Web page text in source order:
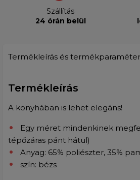
Szállítás
24 órán belül
Termékleírás és
Termékleírás
A konyhában is lehet elegáns!
Egy méret mindenkinek
tépőzáras pánt hátul)
Anyag: 65% poliészter, 35%
szín: bézs